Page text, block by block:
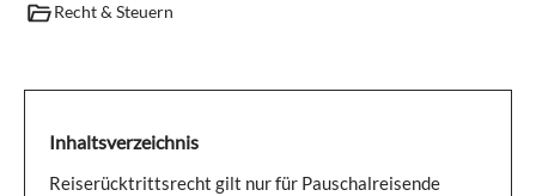
Recht & Steuern
Inhaltsverzeichnis
Reiserücktrittsrecht gilt nur für Pauschalreisende